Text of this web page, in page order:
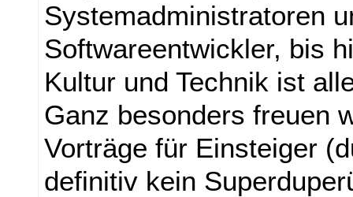
Systemadministratoren
Softwareentwickler, bis
Kultur und Technik ist
Ganz besonders freuen
Vorträge für Einsteiger
definitiv kein